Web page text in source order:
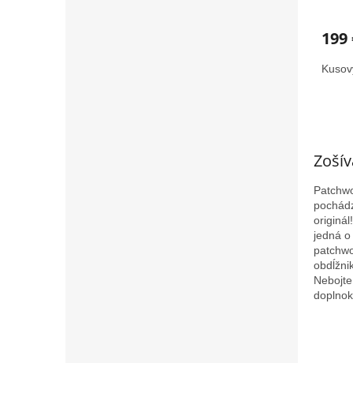
199
originál!
jedná